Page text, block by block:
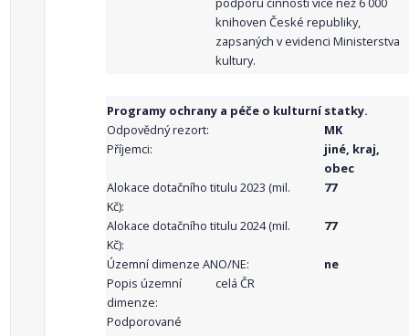
knihoven České republiky,
zapsaných v evidenci Ministerstva
kultury.
Programy ochrany a péče o kulturní statky.
Odpovědný rezort:
MK
Příjemci:
jiné, kraj,
obec
Alokace dotačního titulu 2023 (mil.
Kč):
77
Alokace dotačního titulu 2024 (mil.
Kč):
77
Územní dimenze ANO/NE:
ne
Popis územní
dimenze:
celá ČR
Podporované